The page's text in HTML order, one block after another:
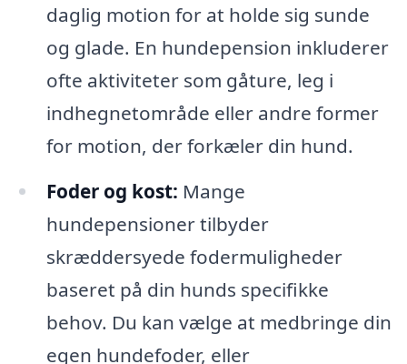
daglig motion for at holde sig sunde
og glade. En hundepension inkluderer
ofte aktiviteter som gåture, leg i
indhegnetområde eller andre former
for motion, der forkæler din hund.
Foder og kost: Mange
hundepensioner tilbyder
skræddersyede fodermuligheder
baseret på din hunds specifikke
behov. Du kan vælge at medbringe din
egen hundefoder, eller